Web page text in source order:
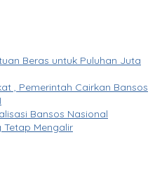
Beras untuk Puluhan Juta
, Pemerintah Cairkan Bansos
Bansos Nasional
Tetap Mengalir